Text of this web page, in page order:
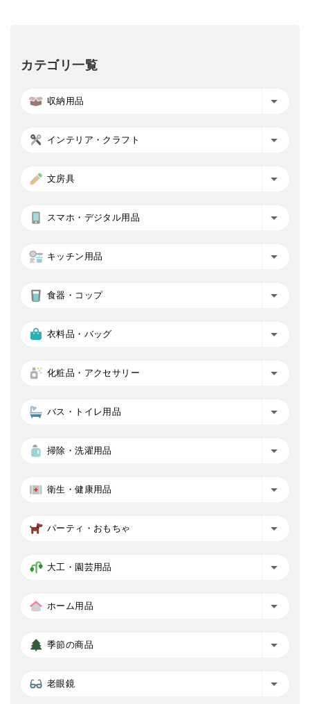
カテゴリ一覧
収納用品
インテリア・クラフト
文房具
スマホ・デジタル用品
キッチン用品
食器・コップ
衣料品・バッグ
化粧品・アクセサリー
バス・トイレ用品
掃除・洗濯用品
衛生・健康用品
パーティ・おもちゃ
大工・園芸用品
ホーム用品
季節の商品
老眼鏡